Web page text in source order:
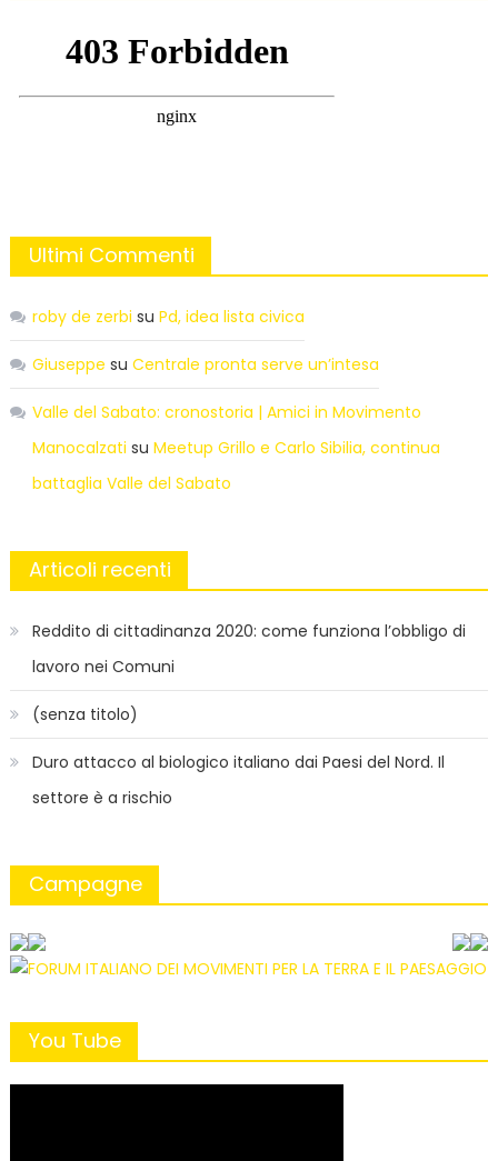
Ultimi Commenti
roby de zerbi su Pd, idea lista civica
Giuseppe su Centrale pronta serve un’intesa
Valle del Sabato: cronostoria | Amici in Movimento
Manocalzati su Meetup Grillo e Carlo Sibilia, continua
battaglia Valle del Sabato
Articoli recenti
Reddito di cittadinanza 2020: come funziona l’obbligo di
lavoro nei Comuni
(senza titolo)
Duro attacco al biologico italiano dai Paesi del Nord. Il
settore è a rischio
Campagne
You Tube